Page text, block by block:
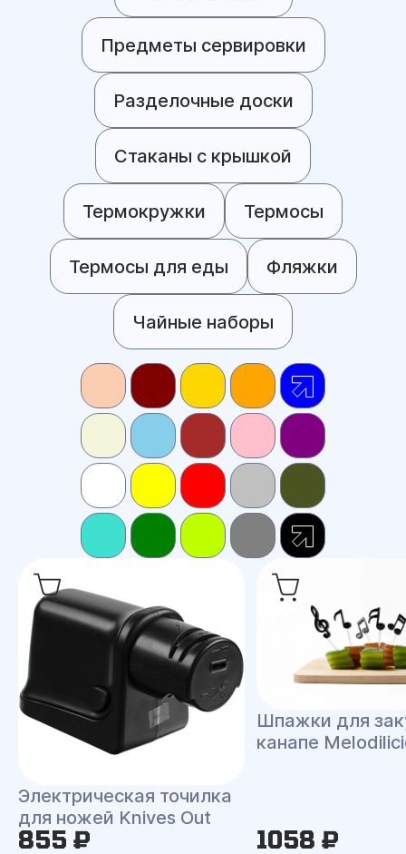
Предметы сервировки
Разделочные доски
Стаканы с крышкой
Термокружки Термосы
Термосы для еды Фляжки
Чайные наборы
Электрическая точилка
для ножей Knives Out
855 ₽
Шпажки для
канапе
1058 ₽